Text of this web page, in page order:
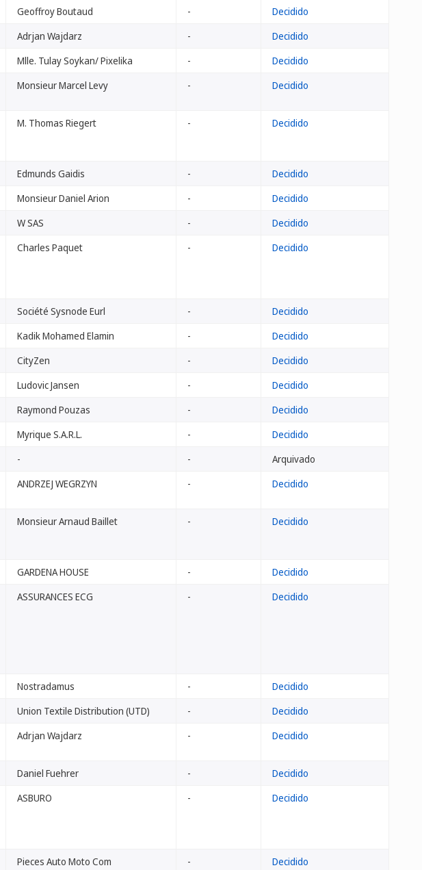
Geoffroy Boutaud -
Decidido
Adrjan Wajdarz -
Decidido
Mlle. Tulay Soykan/ Pixelika -
Decidido
Monsieur Marcel Levy - Decidido
M. Thomas Riegert - Decidido
Edmunds Gaidis -
Decidido
Monsieur Daniel Arion -
Decidido
W SAS -
Decidido
Charles Paquet - Decidido
Société Sysnode Eurl -
Decidido
Kadik Mohamed Elamin -
Decidido
CityZen -
Decidido
Ludovic Jansen -
Decidido
Raymond Pouzas -
Decidido
Myrique S.A.R.L. -
Decidido
- -
Arquivado
ANDRZEJ WEGRZYN - Decidido
Monsieur Arnaud Baillet - Decidido
GARDENA HOUSE -
Decidido
ASSURANCES ECG - Decidido
Nostradamus -
Decidido
Union Textile Distribution (UTD) -
Decidido
Adrjan Wajdarz - Decidido
Daniel Fuehrer -
Decidido
ASBURO - Decidido
Pieces Auto Moto Com - Decidido